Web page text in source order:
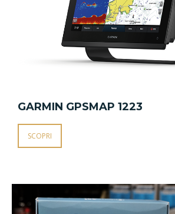
GARMIN GPSMAP 1223
SCOPRI